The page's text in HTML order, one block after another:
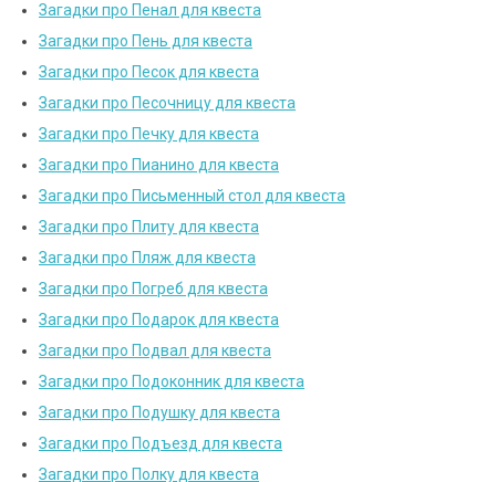
Загадки про Пенал для квеста
Загадки про Пень для квеста
Загадки про Песок для квеста
Загадки про Песочницу для квеста
Загадки про Печку для квеста
Загадки про Пианино для квеста
Загадки про Письменный стол для квеста
Загадки про Плиту для квеста
Загадки про Пляж для квеста
Загадки про Погреб для квеста
Загадки про Подарок для квеста
Загадки про Подвал для квеста
Загадки про Подоконник для квеста
Загадки про Подушку для квеста
Загадки про Подъезд для квеста
Загадки про Полку для квеста